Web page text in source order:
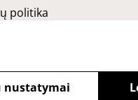
politika
nustatymai